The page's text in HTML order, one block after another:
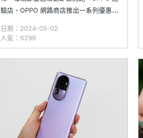
驗店、OPPO 網路商店推出一系列優惠。
選禮物，完成指定任務再送康乃馨；
OPPO 網路商店最高折扣 6,000 元、總價
最高萬元大禮包、下單 0 門檻抽 Find N3
日期：2024-05-02
人氣：6296